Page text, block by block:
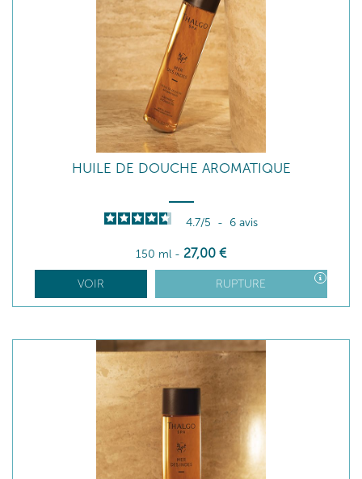
HUILE DE DOUCHE AROMATIQUE
4.7/5 - 6 avis
150 ml - 27,00 €
VOIR RUPTURE